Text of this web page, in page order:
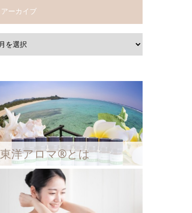
アーカイブ
東洋アロマ®とは